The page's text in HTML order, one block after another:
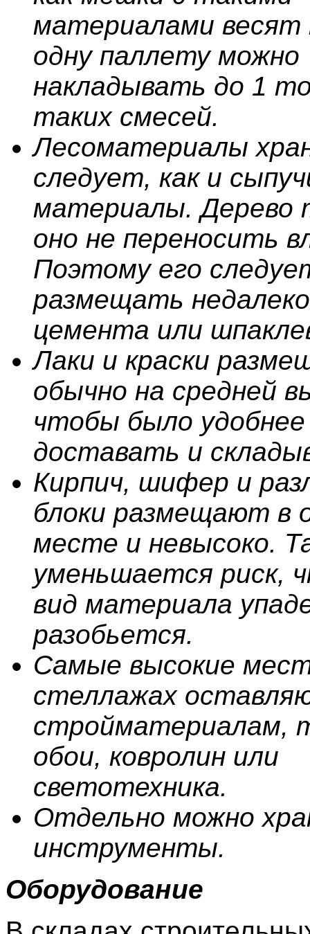
материалами весят
одну паллету можно
накладывать до 1
таких смесей.
Лесоматериалы
следует, как и
материалы. Дерево
оно не переносить
Поэтому его
размещать
цемента или
Лаки и краски
обычно на средней
чтобы было удобнее
доставать и
Кирпич, шифер и
блоки размещают в
месте и невысоко.
уменьшается риск,
вид материала
разобьется.
Самые высокие
стеллажах
стройматериалам,
обои, ковролин или
светотехника.
Отдельно можно
инструменты.
Оборудование